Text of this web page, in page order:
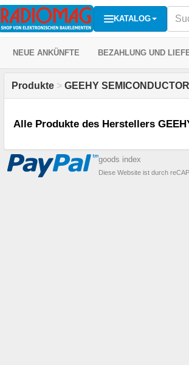
KATALOG
NEUE ANKÜNFTE BEZAHLUNG UND
Produkte > GEEHY
Alle Produkte des Herstellers
goods index
Diese Website ist durch